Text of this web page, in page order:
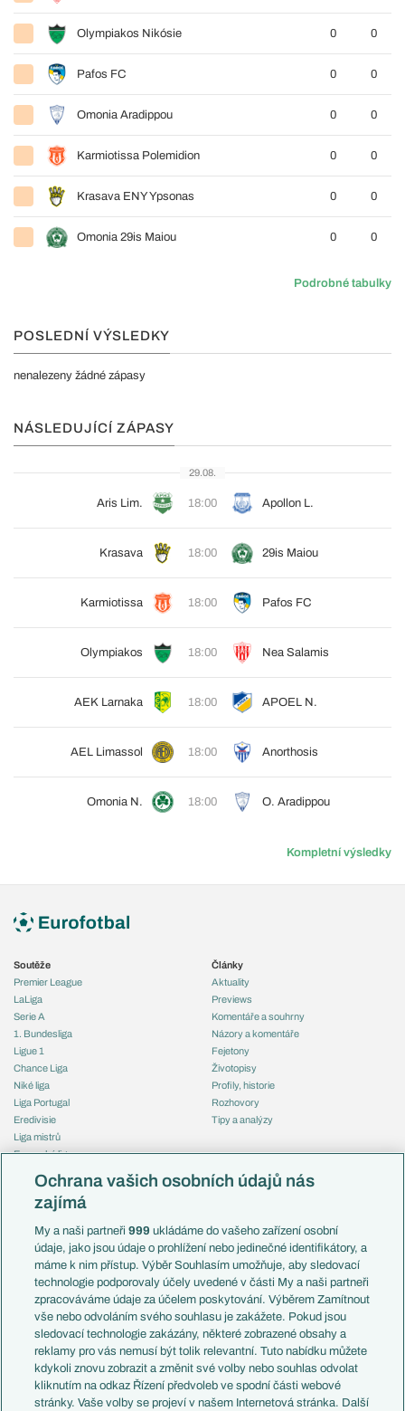
Olympiakos Nikósie 0 0
Pafos FC 0 0
Omonia Aradippou 0 0
Karmiotissa Polemidion 0 0
Krasava ENY Ypsonas 0 0
Omonia 29is Maiou 0 0
Podrobné tabulky
POSLEDNÍ VÝSLEDKY
nenalezeny žádné zápasy
NÁSLEDUJÍCÍ ZÁPASY
29.08.
Aris Lim. 18:00 Apollon L.
Krasava 18:00 29is Maiou
Karmiotissa 18:00 Pafos FC
Olympiakos 18:00 Nea Salamis
AEK Larnaka 18:00 APOEL N.
AEL Limassol 18:00 Anorthosis
Omonia N. 18:00 O. Aradippou
Kompletní výsledky
Soutěže
Premier League
LaLiga
Serie A
1. Bundesliga
Ligue 1
Chance Liga
Niké liga
Liga Portugal
Eredivisie
Liga mistrů
Evropská liga
Mistrovství světa
Liga národů
Témata
Představení týmů MS
EuroSkauting
PL v kostce
Evropské koeficienty
Přestupy
Přestupové spekulace
Zranění
Kluby
Články
Aktuality
Previews
Komentáře a souhrny
Názory a komentáře
Fejetony
Životopisy
Profily, historie
Rozhovory
Tipy a analýzy
Česko
Francie
Itálie
Německo
Španělsko
Argentina
Brazílie
Přestupy
Zápasy
Livescore
Ochrana vašich osobních údajů nás
zajímá
My a naši partneři999 ukládáme do vašeho zařízení osobní
údaje, jako jsou údaje o prohlížení nebo jedinečné identifikátory, a
máme k nim přístup. Výběr Souhlasím umožňuje, aby sledovací
technologie podporovaly účely uvedené v části My a naši partneři
zpracováváme údaje za účelem poskytování. Výběrem Zamítnout
vše nebo odvoláním svého souhlasu je zakážete. Pokud jsou
sledovací technologie zakázány, některé zobrazené obsahy a
reklamy pro vás nemusí být tolik relevantní. Tuto nabídku můžete
kdykoli znovu zobrazit a změnit své volby nebo souhlas odvolat
kliknutím na odkaz Řízení předvoleb ve spodní části webové
stránky. Vaše volby se projeví v našem Internetová stránka. Další